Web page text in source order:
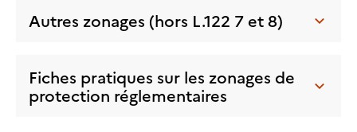
Autres zonages (hors L.122 7 et 8)
Fiches pratiques sur les zonages de
protection réglementaires